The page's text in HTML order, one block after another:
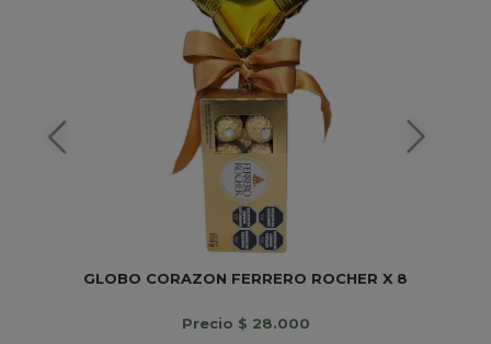
GLOBO CORAZON FERRERO ROCHER X 8
Precio $ 28.000